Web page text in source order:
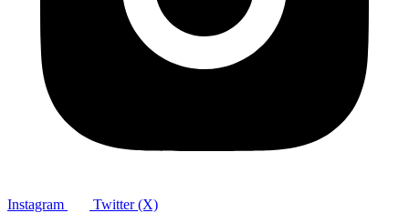
Instagram Twitter (X)